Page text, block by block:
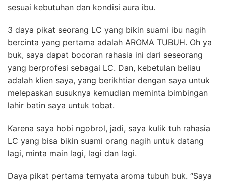
sesuai kebutuhan dan kondisi aura ibu.
3 daya pikat seorang LC yang bikin suami ibu nagih
bercinta yang pertama adalah AROMA TUBUH. Oh ya
buk, saya dapat bocoran rahasia ini dari seseorang
yang berprofesi sebagai LC. Dan, kebetulan beliau
adalah klien saya, yang berikhtiar dengan saya untuk
melepaskan susuknya kemudian meminta bimbingan
lahir batin saya untuk tobat.
Karena saya hobi ngobrol, jadi, saya kulik tuh rahasia
LC yang bisa bikin suami orang nagih untuk datang
lagi, minta main lagi, lagi dan lagi.
Daya pikat pertama ternyata aroma tubuh buk. “Saya